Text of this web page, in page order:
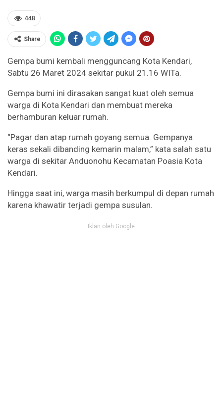
448
Share
Gempa bumi kembali mengguncang Kota Kendari,
Sabtu 26 Maret 2024 sekitar pukul 21.16 WITa.
Gempa bumi ini dirasakan sangat kuat oleh semua
warga di Kota Kendari dan membuat mereka
berhamburan keluar rumah.
“Pagar dan atap rumah goyang semua. Gempanya
keras sekali dibanding kemarin malam,” kata salah satu
warga di sekitar Anduonohu Kecamatan Poasia Kota
Kendari.
Hingga saat ini, warga masih berkumpul di depan rumah
karena khawatir terjadi gempa susulan.
Iklan oleh Google